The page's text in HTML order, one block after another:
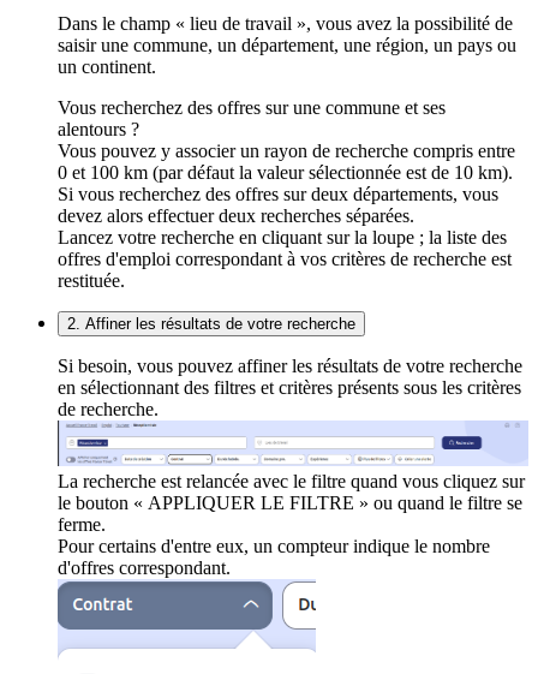
Dans le champ « lieu de travail », vous avez la possibilité de
saisir une commune, un département, une région, un pays ou
un continent.
Vous recherchez des offres sur une commune et ses
alentours ?
Vous pouvez y associer un rayon de recherche compris entre
0 et 100 km (par défaut la valeur sélectionnée est de 10 km).
Si vous recherchez des offres sur deux départements, vous
devez alors effectuer deux recherches séparées.
Lancez votre recherche en cliquant sur la loupe ; la liste des
offres d'emploi correspondant à vos critères de recherche est
restituée.
2. Affiner les résultats de votre recherche
Si besoin, vous pouvez affiner les résultats de votre recherche
en sélectionnant des filtres et critères présents sous les critères
de recherche.
La recherche est relancée avec le filtre quand vous cliquez sur
le bouton « APPLIQUER LE FILTRE » ou quand le filtre se
ferme.
Pour certains d'entre eux, un compteur indique le nombre
d'offres correspondant.